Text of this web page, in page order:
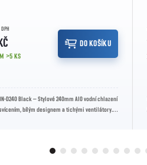
>5 KS
DO KOŠÍKU
D240 Black – Stylové 240mm AIO vodní chlazení
bílým designem a tichými ventilátory.